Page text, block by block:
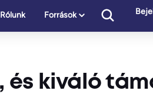
Rólunk Források
és kiváló